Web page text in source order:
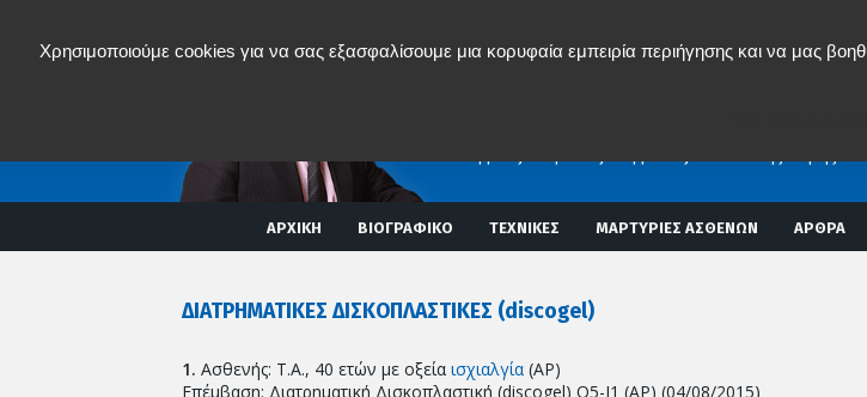
ΑΡΧΙΚΗ ΒΙΟΓΡΑΦΙΚΟ ΤΕΧΝΙΚΕΣ ΜΑΡΤΥΡΙΕΣ ΑΣΘΕΝΩΝ ΑΡΘΡΑ
ΔΙΑΤΡΗΜΑΤΙΚΕΣ ΔΙΣΚΟΠΛΑΣΤΙΚΕΣ (discogel)
1. Ασθενής: Τ.Α., 40 ετών με οξεία ισχιαλγία (ΑΡ)
Επέμβαση: Διατρηματική Δισκοπλαστική (discogel) Ο5-Ι1 (ΑΡ) (04/08/2015)
Χρησιμοποιούμε cookies για να σας εξασφαλίσουμε μια κορυφαία εμπειρία περιήγησης και να μας